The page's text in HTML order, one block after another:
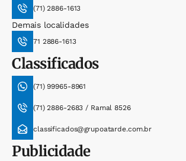
(71) 2886-1613
Demais localidades
71 2886-1613
Classificados
(71) 99965-8961
(71) 2886-2683 / Ramal 8526
classificados@grupoatarde.com.br
Publicidade